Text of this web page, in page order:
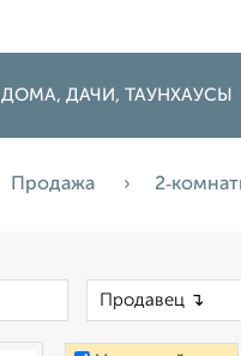
ДОМА, ДАЧИ, ТАУНХАУСЫ
Продажа